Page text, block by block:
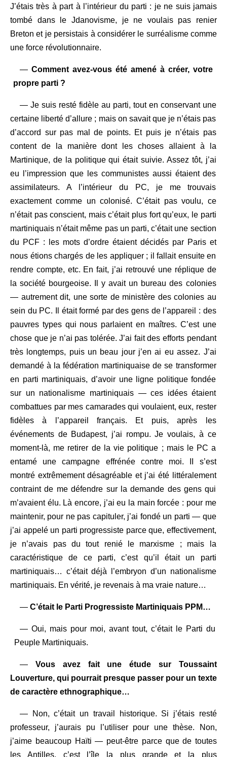
J’étais très à part à l’intérieur du parti : je ne suis jamais
tombé dans le Jdanovisme, je ne voulais pas renier
Breton et je persistais à considérer le surréalisme comme
une force révolutionnaire.
— Comment avez-vous été amené à créer, votre
propre parti ?
— Je suis resté fidèle au parti, tout en conservant une
certaine liberté d’allure ; mais on savait que je n’étais pas
d’accord sur pas mal de points. Et puis je n’étais pas
content de la manière dont les choses allaient à la
Martinique, de la politique qui était suivie. Assez tôt, j’ai
eu l’impression que les communistes aussi étaient des
assimilateurs. A l’intérieur du PC, je me trouvais
exactement comme un colonisé. C’était pas voulu, ce
n’était pas conscient, mais c’était plus fort qu’eux, le parti
martiniquais n’était même pas un parti, c’était une section
du PCF : les mots d’ordre étaient décidés par Paris et
nous étions chargés de les appliquer ; il fallait ensuite en
rendre compte, etc. En fait, j’ai retrouvé une réplique de
la société bourgeoise. Il y avait un bureau des colonies
— autrement dit, une sorte de ministère des colonies au
sein du PC. Il était formé par des gens de l’appareil : des
pauvres types qui nous parlaient en maîtres. C’est une
chose que je n’ai pas tolérée. J’ai fait des efforts pendant
très longtemps, puis un beau jour j’en ai eu assez. J’ai
demandé à la fédération martiniquaise de se transformer
en parti martiniquais, d’avoir une ligne politique fondée
sur un nationalisme martiniquais — ces idées étaient
combattues par mes camarades qui voulaient, eux, rester
fidèles à l’appareil français. Et puis, après les
événements de Budapest, j’ai rompu. Je voulais, à ce
moment-là, me retirer de la vie politique ; mais le PC a
entamé une campagne effrénée contre moi. II s’est
montré extrêmement désagréable et j’ai été littéralement
contraint de me défendre sur la demande des gens qui
m’avaient élu. Là encore, j’ai eu la main forcée : pour me
maintenir, pour ne pas capituler, j’ai fondé un parti — que
j’ai appelé un parti progressiste parce que, effectivement,
je n’avais pas du tout renié le marxisme ; mais la
caractéristique de ce parti, c’est qu’il était un parti
martiniquais… c’était déjà l’embryon d’un nationalisme
martiniquais. En vérité, je revenais à ma vraie nature…
— C’était le Parti Progressiste Martiniquais PPM…
— Oui, mais pour moi, avant tout, c’était le Parti du
Peuple Martiniquais.
— Vous avez fait une étude sur Toussaint
Louverture, qui pourrait presque passer pour un texte
de caractère ethnographique…
— Non, c’était un travail historique. Si j’étais resté
professeur, j’aurais pu l’utiliser pour une thèse. Non,
j’aime beaucoup Haïti — peut-être parce que de toutes
les Antilles, c’est l’île la plus grande et la plus